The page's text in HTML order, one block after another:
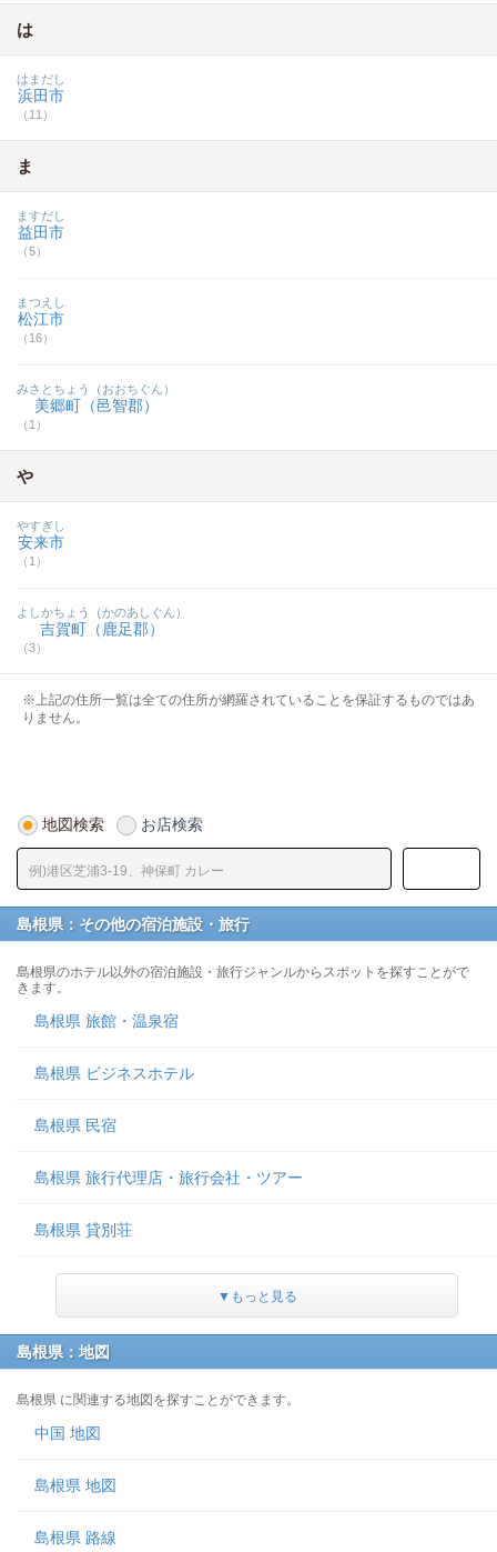
は
浜田市
（11）
はまだし
ま
益田市
（5）
ますだし
松江市
（16）
まつえし
美郷町（邑智郡）
（1）
みさとちょう（おおちぐん）
や
安来市
（1）
やすぎし
吉賀町（鹿足郡）
（3）
よしかちょう（かのあしぐん）
※上記の住所一覧は全ての住所が網羅されていることを保証するものではあ
りません。
地図検索 お店検索
島根県：その他の宿泊施設・旅行
島根県のホテル以外の宿泊施設・旅行ジャンルからスポットを探すことがで
きます。
島根県 旅館・温泉宿
島根県 ビジネスホテル
島根県 民宿
島根県 旅行代理店・旅行会社・ツアー
島根県 貸別荘
▼もっと見る
島根県：地図
島根県 に関連する地図を探すことができます。
中国 地図
島根県 地図
島根県 路線